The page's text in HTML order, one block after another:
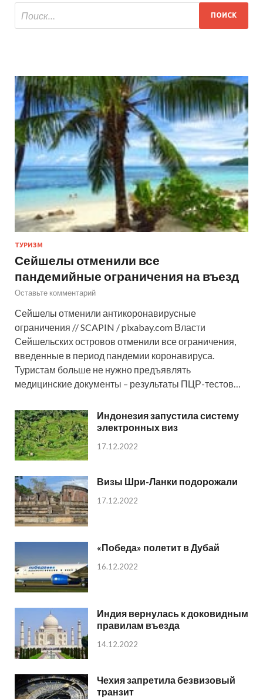
ТУРИЗМ
Сейшелы отменили все
пандемийные ограничения на въезд
Оставьте комментарий
Сейшелы отменили антикоронавирусные
ограничения // SCAPIN / pixabay.com Власти
Сейшельских островов отменили все ограничения,
введенные в период пандемии коронавируса.
Туристам больше не нужно предъявлять
медицинские документы – результаты ПЦР-тестов…
Индонезия запустила систему
электронных виз
17.12.2022
Визы Шри-Ланки подорожали
17.12.2022
«Победа» полетит в Дубай
16.12.2022
Индия вернулась к доковидным
правилам въезда
14.12.2022
Чехия запретила безвизовый
транзит